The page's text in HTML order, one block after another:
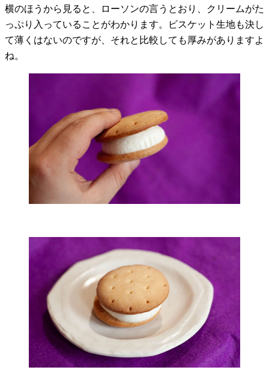
横のほうから見ると、ローソンの言うとおり、クリームがた
っぷり入っていることがわかります。ビスケット生地も決し
て薄くはないのですが、それと比較しても厚みがありますよ
ね。